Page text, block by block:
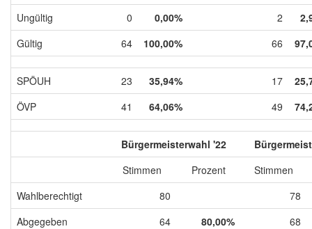
Ungültig
0 0,00% 2
Gültig
64 100,00% 66
SPÖUH 23 35,94% 17
ÖVP
41 64,06% 49
Bürgermeisterwahl '22
Stimmen
Prozent
Stimmen
Wahlberechtigt
80
78
Abgegeben
64 80,00%
68